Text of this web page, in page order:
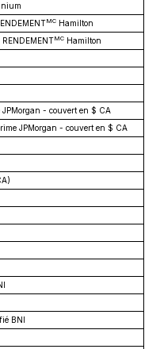
MC Hamilton
MC Hamilton
- couvert en $ CA
JPMorgan - couvert en $ CA
BNI